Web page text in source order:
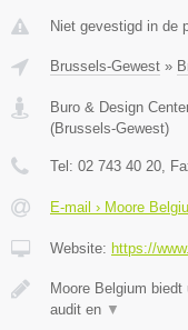
Niet gevestigd in de
Brussels-Gewest »
Buro & Design
(Brussels-Gewest)
Tel: 02 743 40 20 ,
E-mail › Moore
Website: https://
Moore Belgium
audit en ▼